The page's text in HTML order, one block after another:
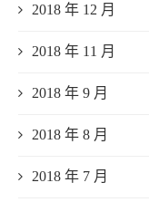
2018 年 12 月
2018 年 11 月
2018 年 9 月
2018 年 8 月
2018 年 7 月